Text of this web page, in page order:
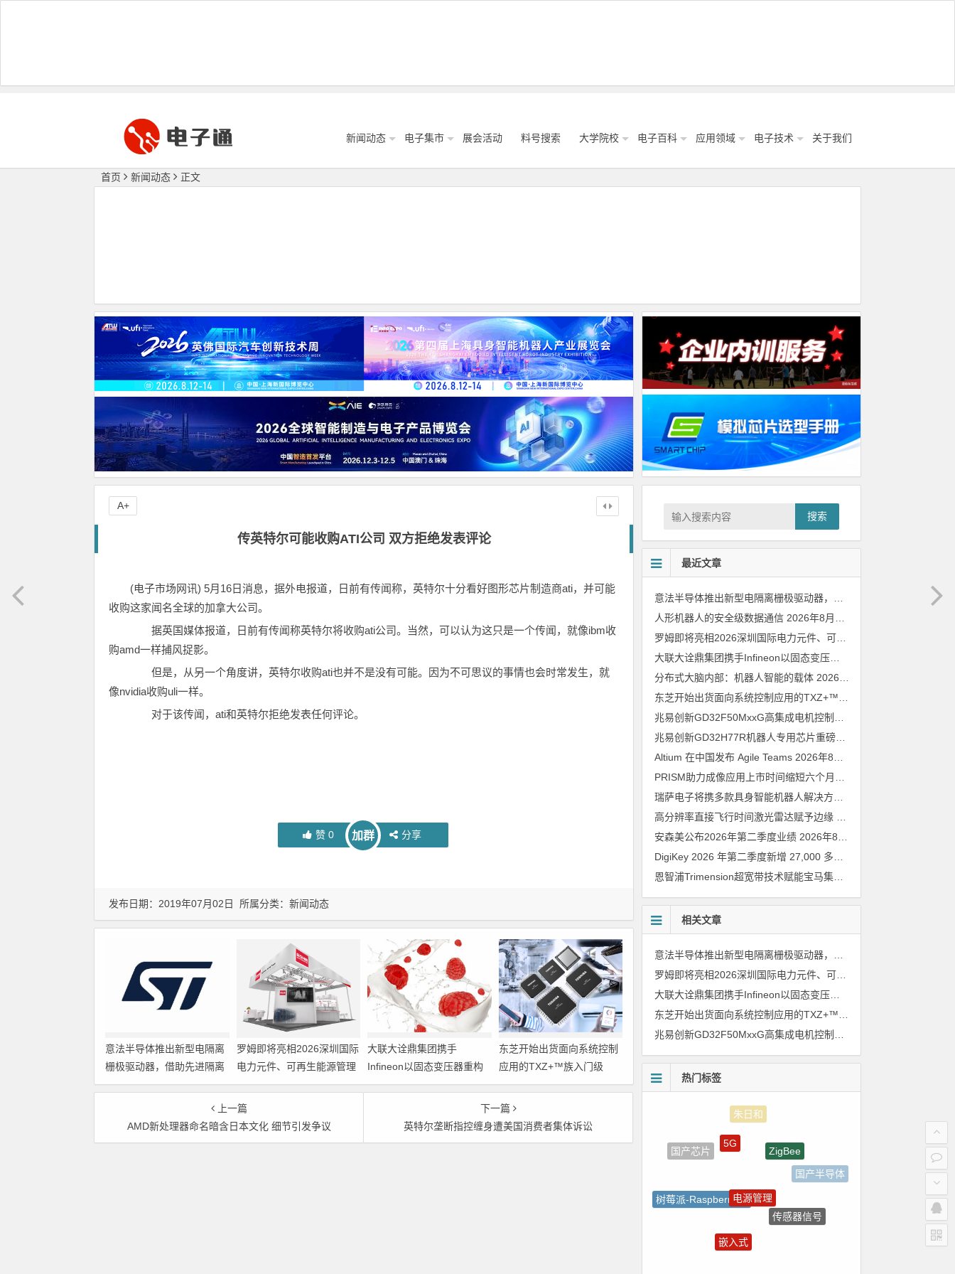
新闻动态 电子集市 展会活动 料号搜索 大学院校 电子百科 应用领域 电子技术 关于我们
首页 新闻动态 正文
传英特尔可能收购ATI公司 双方拒绝发表评论
(电子市场网讯) 5月16日消息，据外电报道，日前有传闻称，英特尔十分看好图形芯片制造商ati，并可能
收购这家闻名全球的加拿大公司。
据英国媒体报道，日前有传闻称英特尔将收购ati公司。当然，可以认为这只是一个传闻，就像ibm收
购amd一样捕风捉影。
但是，从另一个角度讲，英特尔收购ati也并不是没有可能。因为不可思议的事情也会时常发生，就
像nvidia收购uli一样。
对于该传闻，ati和英特尔拒绝发表任何评论。
赞0 加群 分享
A+
发布日期：2019年07月02日 所属分类： 新闻动态
意法半导体推出新型电隔离
栅极驱动器，借助先进隔离
技术简化电源设计
罗姆即将亮相2026深圳国际
电力元件、可再生能源管理
展览会暨研讨会
大联大诠鼎集团携手
Infineon以固态变压器重构
配电效率新标杆
东芝开始出货面向系统控制
应用的TXZ+™族入门级
M4V组（搭载Arm
Cortex‑M4内核的标准微控
制器）工程样品
上一篇
AMD新处理器命名暗含日本文化 细节引发争议
下一篇
英特尔垄断指控缠身遭美国消费者集体诉讼
搜索
最近文章
人形机器人的安全级数据通信 2026年8月8日
罗姆即将亮相2026深圳国际电力元件、可再生能源管理展览会暨研讨会
大联大诠鼎集团携手Infineon以固态变压器重构配电效率新标杆
分布式大脑内部：机器人智能的载体 2026年8月6日
兆易创新GD32H77R机器人专用芯片重磅亮相，精准赋能伺服驱动与关节控制
Altium 在中国发布 Agile Teams 2026年8月6日
安森美公布2026年第二季度业绩 2026年8月6日
恩智浦Trimension超宽带技术赋能宝马集团Digital Key Plus及生命体存在检测功能
相关文章
罗姆即将亮相2026深圳国际电力元件、可再生能源管理展览会暨研讨会
大联大诠鼎集团携手Infineon以固态变压器重构配电效率新标杆
热门标签
国产芯片
5G
ZigBee
国产半导体
树莓派-Raspberry Pi
传感器信号
LED驱动方案
嵌入式